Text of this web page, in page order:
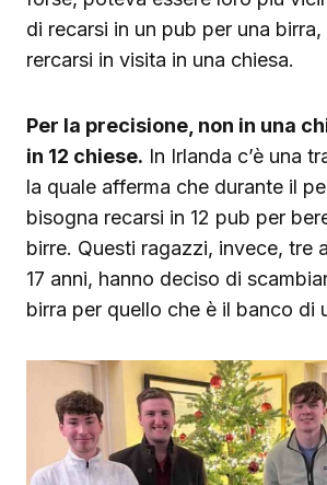
di recarsi in un pub per una
rercarsi in visita in una chiesa.
Per la precisione, non in una
in 12 chiese. In Irlanda c’è una
la quale afferma che durante il
bisogna recarsi in 12 pub per
birre. Questi ragazzi, invece, tre
17 anni, hanno deciso di
birra per quello che è il banco di